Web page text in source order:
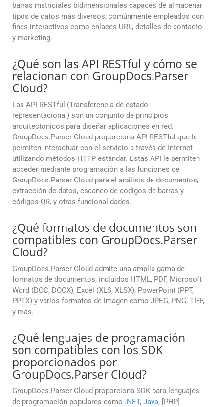
barras matriciales bidimensionales capaces de almacenar
tipos de datos más diversos, comúnmente empleados con
fines interactivos como enlaces URL, detalles de contacto
y marketing.
¿Qué son las API RESTful y cómo se
relacionan con GroupDocs.Parser
Cloud?
Las API RESTful (Transferencia de estado
representacional) son un conjunto de principios
arquitectónicos para diseñar aplicaciones en red.
GroupDocs.Parser Cloud proporciona API RESTful que le
permiten interactuar con el servicio a través de Internet
utilizando métodos HTTP estándar. Estas API le permiten
acceder mediante programación a las funciones de
GroupDocs.Parser Cloud para el análisis de documentos,
extracción de datos, escaneo de códigos de barras y
códigos QR, y otras funcionalidades.
¿Qué formatos de documentos son
compatibles con GroupDocs.Parser
Cloud?
GroupDocs.Parser Cloud admite una amplia gama de
formatos de documentos, incluidos HTML, PDF, Microsoft
Word (DOC, DOCX), Excel (XLS, XLSX), PowerPoint (PPT,
PPTX) y varios formatos de imagen como JPEG, PNG, TIFF,
y más.
¿Qué lenguajes de programación
son compatibles con los SDK
proporcionados por
GroupDocs.Parser Cloud?
GroupDocs.Parser Cloud proporciona SDK para lenguajes
de programación populares como .NET, Java, [PHP]